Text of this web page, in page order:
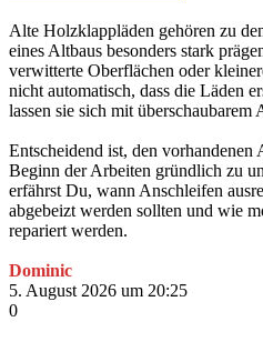
Alte Holzklappläden gehören zu
eines Altbaus besonders stark
verwitterte Oberflächen oder
nicht automatisch, dass die Läden
lassen sie sich mit überschaubarem
Entscheidend ist, den
Beginn der Arbeiten gründlich zu
erfährst Du, wann Anschleifen
abgebeizt werden sollten und wie
repariert werden.
Dominic
5. August 2026 um 20:25
0